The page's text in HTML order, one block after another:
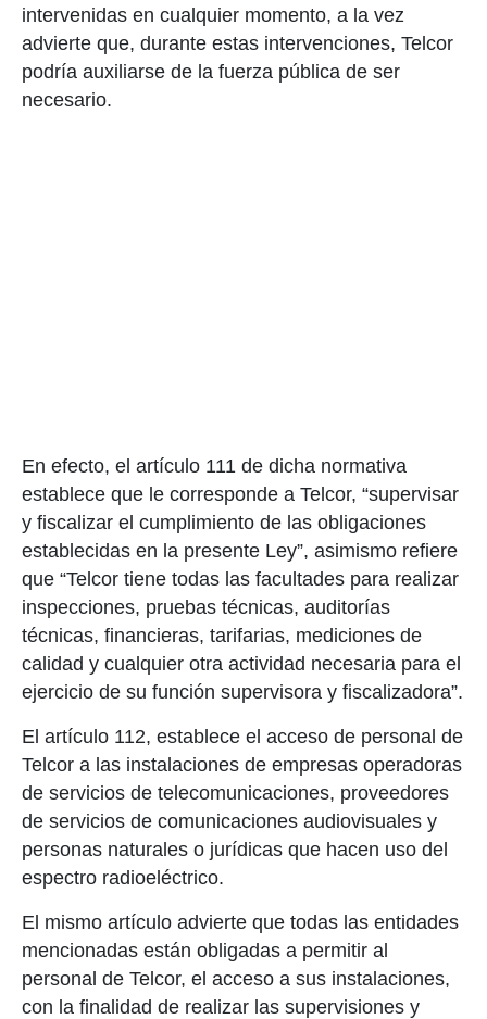
intervenidas en cualquier momento, a la vez
advierte que, durante estas intervenciones, Telcor
podría auxiliarse de la fuerza pública de ser
necesario.
En efecto, el artículo 111 de dicha normativa
establece que le corresponde a Telcor, “supervisar
y fiscalizar el cumplimiento de las obligaciones
establecidas en la presente Ley”, asimismo refiere
que “Telcor tiene todas las facultades para realizar
inspecciones, pruebas técnicas, auditorías
técnicas, financieras, tarifarias, mediciones de
calidad y cualquier otra actividad necesaria para el
ejercicio de su función supervisora y fiscalizadora”.
El artículo 112, establece el acceso de personal de
Telcor a las instalaciones de empresas operadoras
de servicios de telecomunicaciones, proveedores
de servicios de comunicaciones audiovisuales y
personas naturales o jurídicas que hacen uso del
espectro radioeléctrico.
El mismo artículo advierte que todas las entidades
mencionadas están obligadas a permitir al
personal de Telcor, el acceso a sus instalaciones,
con la finalidad de realizar las supervisiones y